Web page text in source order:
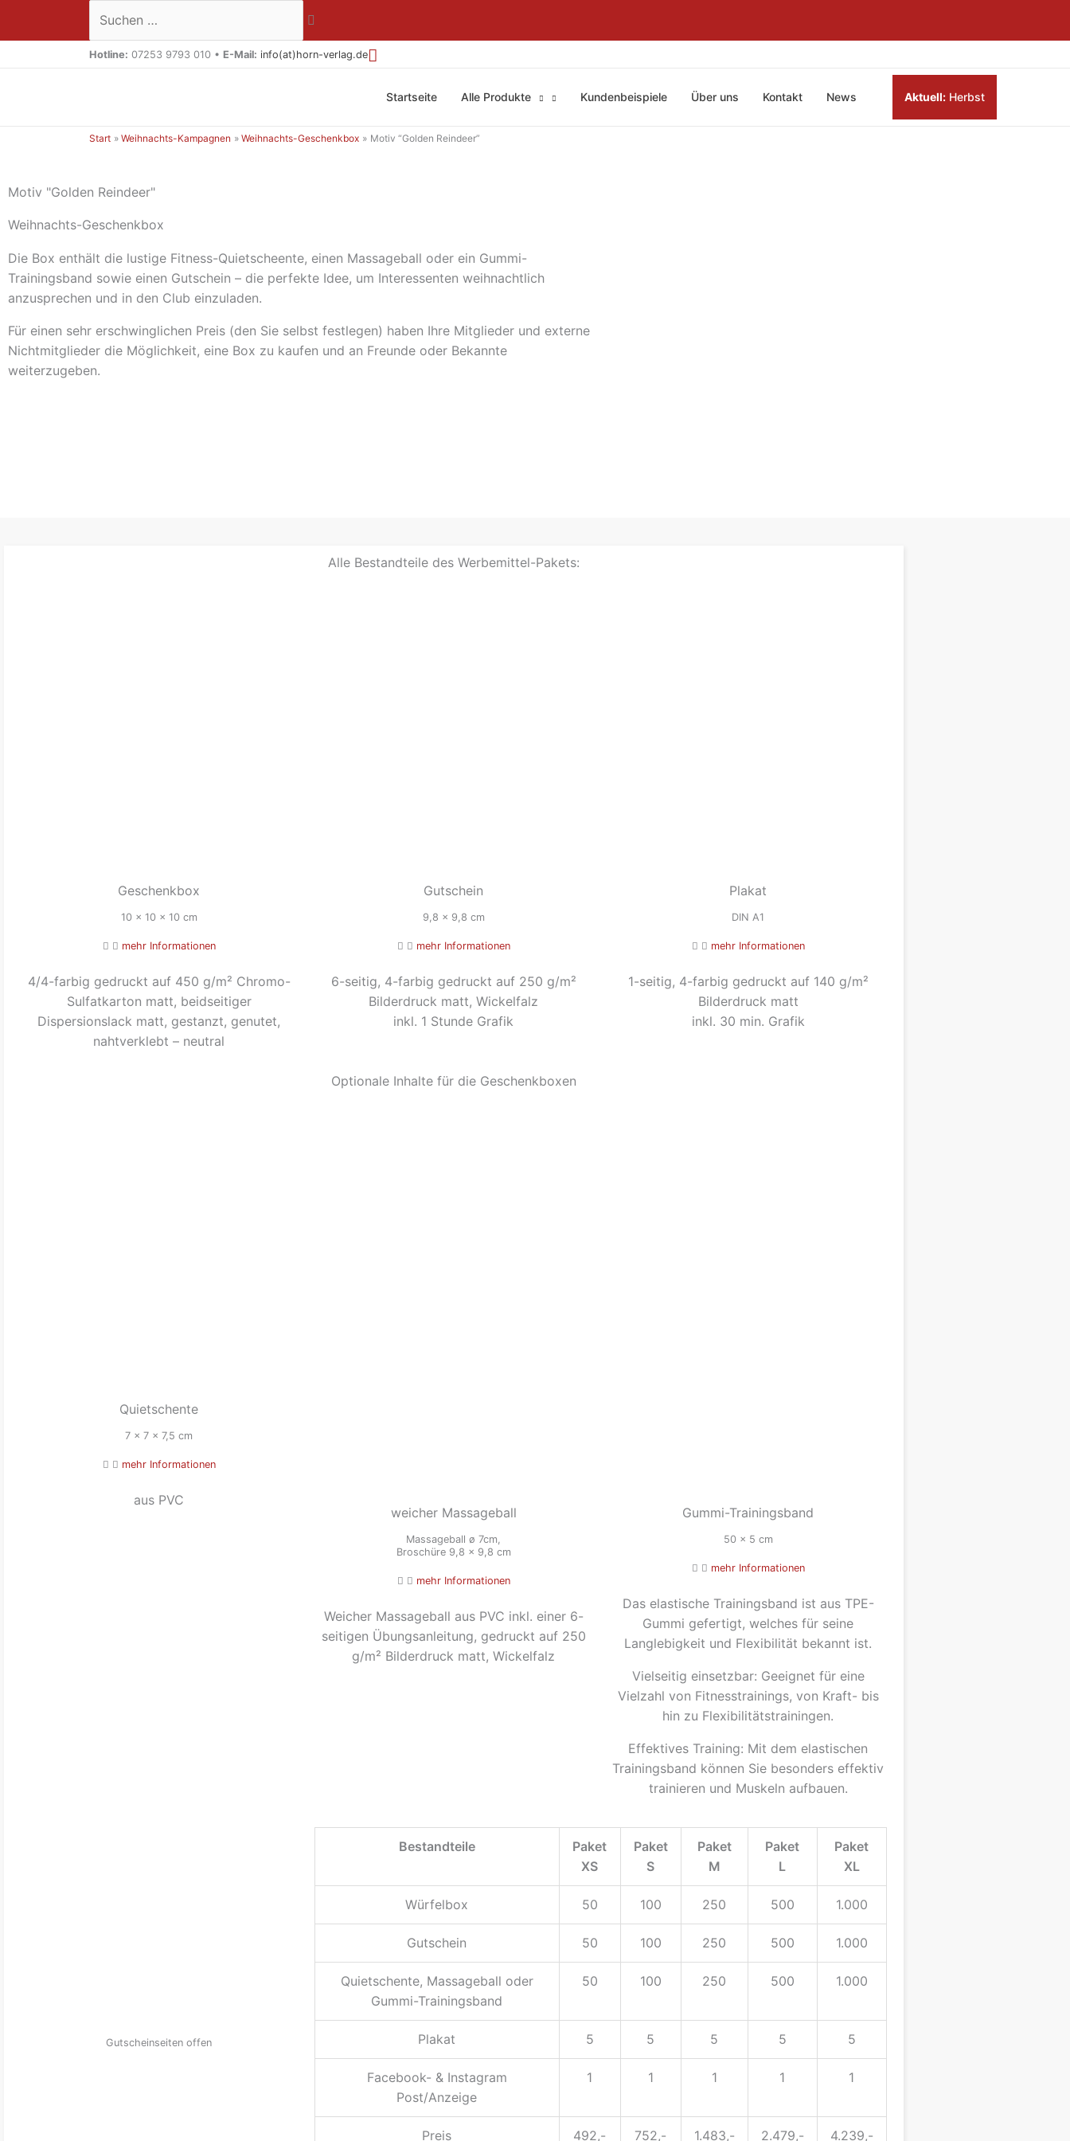
Suchen …
Hotline: 07253 9793 010 • E-Mail: info(at)horn-verlag.de
Startseite Alle Produkte Kundenbeispiele Über uns Kontakt News Aktuell: Herbst
Start Weihnachts-Kampagnen Weihnachts-Geschenkbox Motiv “Golden Reindeer”
Motiv "Golden Reindeer"
Weihnachts-Geschenkbox
Die Box enthält die lustige Fitness-Quietscheente, einen Massageball oder ein Gummi-
Trainingsband sowie einen Gutschein – die perfekte Idee, um Interessenten weihnachtlich
anzusprechen und in den Club einzuladen.
Für einen sehr erschwinglichen Preis (den Sie selbst festlegen) haben Ihre Mitglieder und externe
Nichtmitglieder die Möglichkeit, eine Box zu kaufen und an Freunde oder Bekannte
weiterzugeben.
Alle Bestandteile des Werbemittel-Pakets:
Geschenkbox
10 x 10 x 10 cm
mehr Informationen
4/4-farbig gedruckt auf 450 g/m² Chromo-
Sulfatkarton matt, beidseitiger
Dispersionslack matt, gestanzt, genutet,
nahtverklebt – neutral
Gutschein
9,8 x 9,8 cm
mehr Informationen
6-seitig, 4-farbig gedruckt auf 250 g/m²
Bilderdruck matt, Wickelfalz
inkl. 1 Stunde Grafik
Plakat
DIN A1
mehr Informationen
1-seitig, 4-farbig gedruckt auf 140 g/m²
Bilderdruck matt
inkl. 30 min. Grafik
Optionale Inhalte für die Geschenkboxen
Quietschente
7 x 7 x 7,5 cm
mehr Informationen
aus PVC
weicher Massageball
Massageball ø 7cm,
Broschüre 9,8 x 9,8 cm
mehr Informationen
Weicher Massageball aus PVC inkl. einer 6-
seitigen Übungsanleitung, gedruckt auf 250
g/m² Bilderdruck matt, Wickelfalz
Gummi-Trainingsband
50 x 5 cm
mehr Informationen
Das elastische Trainingsband ist aus TPE-
Gummi gefertigt, welches für seine
Langlebigkeit und Flexibilität bekannt ist.
Vielseitig einsetzbar: Geeignet für eine
Vielzahl von Fitnesstrainings, von Kraft- bis
hin zu Flexibilitätstrainingen.
Effektives Training: Mit dem elastischen
Trainingsband können Sie besonders effektiv
trainieren und Muskeln aufbauen.
Gutscheinseiten offen
Bestandteile
Paket
XS
Paket
S
Paket
M
Paket
L
Paket
XL
Würfelbox 50 100 250 500 1.000
Gutschein 50 100 250 500 1.000
Quietschente, Massageball oder
Gummi-Trainingsband
50 100 250 500 1.000
Plakat 5 5 5 5 5
Facebook- & Instagram
Post/Anzeige
1 1 1 1 1
Preis 492,- 752,- 1.483,- 2.479,- 4.239,-